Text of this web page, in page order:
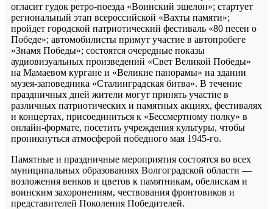
огласит гудок ретро-поезда «Воинский эшелон»; стартует
региональный этап всероссийской «Вахты памяти»;
пройдет городской патриотический фестиваль «80 песен о
Победе»; автомобилисты примут участие в автопробеге
«Знамя Победы»; состоятся очередные показы
аудиовизуальных произведений «Свет Великой Победы»
на Мамаевом кургане и «Великие панорамы» на здании
музея-заповедника «Сталинградская битва». В течение
праздничных дней жители могут принять участие в
различных патриотических и памятных акциях, фестивалях
и концертах, присоединиться к «Бессмертному полку» в
онлайн-формате, посетить учреждения культуры, чтобы
проникнуться атмосферой победного мая 1945-го.
Памятные и праздничные мероприятия состоятся во всех
муниципальных образованиях Волгоградской области —
возложения венков и цветов к памятникам, обелискам и
воинским захоронениям, чествования фронтовиков и
представителей Поколения Победителей.